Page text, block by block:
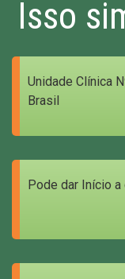
Isso
Unidade Clínica
Brasil
Pode dar Início a